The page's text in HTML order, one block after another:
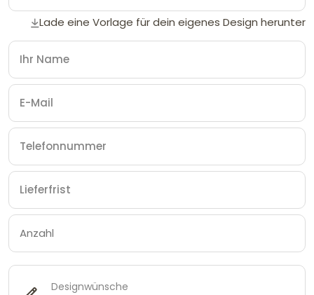
Lade eine Vorlage für dein eigenes Design herunter
Designwünsche